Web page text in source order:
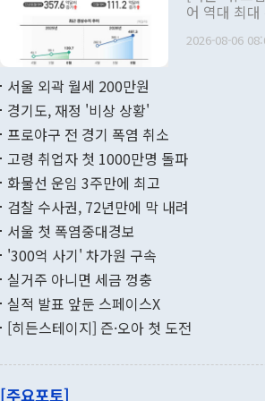
관 부처 장
관의 무리한
다. [정동영 통일부 장관이 지난달 23일 오후 서울 종로구 정부서울청사에
무너졌다고
함께 4자 대
"우리의 선
관은 업무
어 역대 최
료=한국은행] 한국은행이 6일 발표한 '2026년 6월 국제수지(잠정)'
며 월간 기
196.9% 급
수출은
기록했지만
로 전환됐다.
는 배당수입
2026-08-06
서울 외곽 월세 200만원
경기도, 재정 '비상 상황'
프로야구 전 경기 폭염 취소
고령 취업자 첫 1000만명 돌파
화물선 운임 3주만에 최고
검찰 수사권, 72년만에 막 내려
서울 첫 폭염중대경보
'300억 사기' 차가원 구속
실거주 아니면 세금 껑충
실적 발표 앞둔 스페이스X
[히든스테이지] 즌·오아 첫 도전
[주요포토]